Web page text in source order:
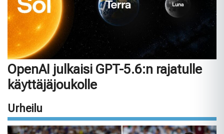
OpenAI julkaisi GPT-5.6:n rajatulle
käyttäjäjoukolle
Urheilu